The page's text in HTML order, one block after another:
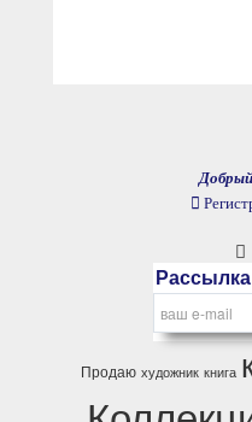
Добрый
Продаю художник книга